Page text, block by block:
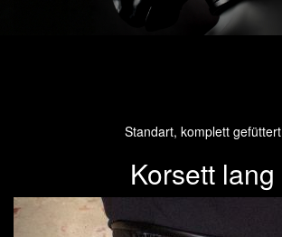
Standart, komplett gefüttert
Korsett lang
Previous